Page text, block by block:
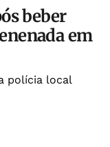
beber
em
polícia local